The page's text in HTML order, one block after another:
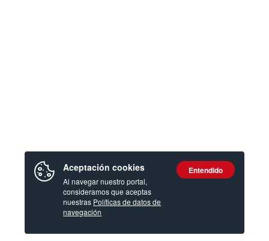
Aceptación cookies
Al navegar nuestro portal,
consideramos que aceptas
nuestras Políticas de datos de
navegación
Entendido